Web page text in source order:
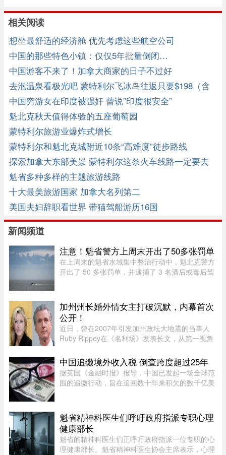
相关阅读
想坐最舒适的经济舱 优先考虑这些航空公司
中国的那些特色小镇：仅仅5年批量倒闭…
中国游客不来了！加拿大商家的日子不过好
去泡温泉看极光吧 蒙特利尔飞冰岛往返只要$198（含
税）
中国穷游女在印度被强奸 曾说”印度很安全”
魁北克秋天值得体验的五座葡萄园
蒙特利尔旅游业爆炸式增长
蒙特利尔和魁北克城附近10条“高难度”徒步路线
探索加拿大东部美景 蒙特利尔这条火车线路一定要去
试试
魁省多种多样的主题旅游线路
十大最美旅游国家 加拿大名列第二
美国夫妇辞职看世界 带猫驾船游历16国
新闻频道
注意！魁省警方上周末开出了50多张罚单
在上周末的魁省水域集中整治行动中，魁北克警方
开出了 50 多张罚单，并逮捕了 3 名酒后或毒后驾
内的多支魁省警力在 8 月 1 ...
加州州长婚外情女主打破沉默，内幕首次
公开！
近日，曾在2007年引发加州政坛大地震的当事人
Ruby Rippey在《名利场》发表长文，从第一视角
Gavin Newsom的一段婚外情。这段尘封多年的往
事再次被推向风口浪尖。Gavin New ...
中国追缴境外收入税 倒查跨度超过25年
据英国《金融时报》报导，中国已发起一场全球范
围的追缴行动，旨在追回数十年来积欠的数千亿美
资本利得及投资的审查—— ...
魁省精神科医生们呼吁政府指派专职心理
健康部长
魁省的精神科医生们正呼吁政府指派一位专职的心
理健康部长。魁省精神科医生协会主席表示，心理